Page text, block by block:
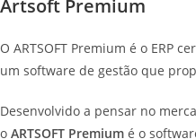
Artsoft Premium
O ARTSOFT Premium é o ERP
um software de gestão que
Desenvolvido a pensar no
o ARTSOFT Premium é o